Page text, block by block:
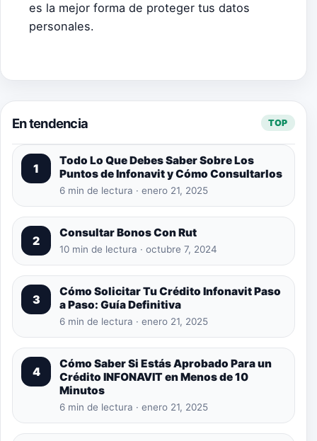
es la mejor forma de proteger tus datos
personales.
En tendencia TOP
1
Todo Lo Que Debes Saber Sobre Los
Puntos de Infonavit y Cómo Consultarlos
6 min de lectura · enero 21, 2025
2
Consultar Bonos Con Rut
10 min de lectura · octubre 7, 2024
3
Cómo Solicitar Tu Crédito Infonavit Paso
a Paso: Guía Definitiva
6 min de lectura · enero 21, 2025
4
Cómo Saber Si Estás Aprobado Para un
Crédito INFONAVIT en Menos de 10
Minutos
6 min de lectura · enero 21, 2025